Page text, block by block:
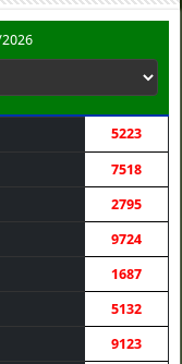
2026
5223
7518
2795
9724
1687
5132
9123